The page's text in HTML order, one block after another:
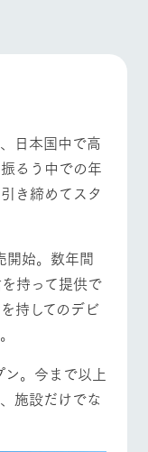
ベ
ュ
ビゲート
ふ
然
ふ
アクティ
ビティ／
体験
各種体験教室な
ど、楽しみなが
ら学べる様々な
アクティビティ
て
じ
逸
牧場マップのダ
ウンロード
牧場の楽しみ方
日本国中で高
るう中での年
き締めてスタ
開始。数年間
持って提供で
持してのデビ
。今まで以上
施設だけでな